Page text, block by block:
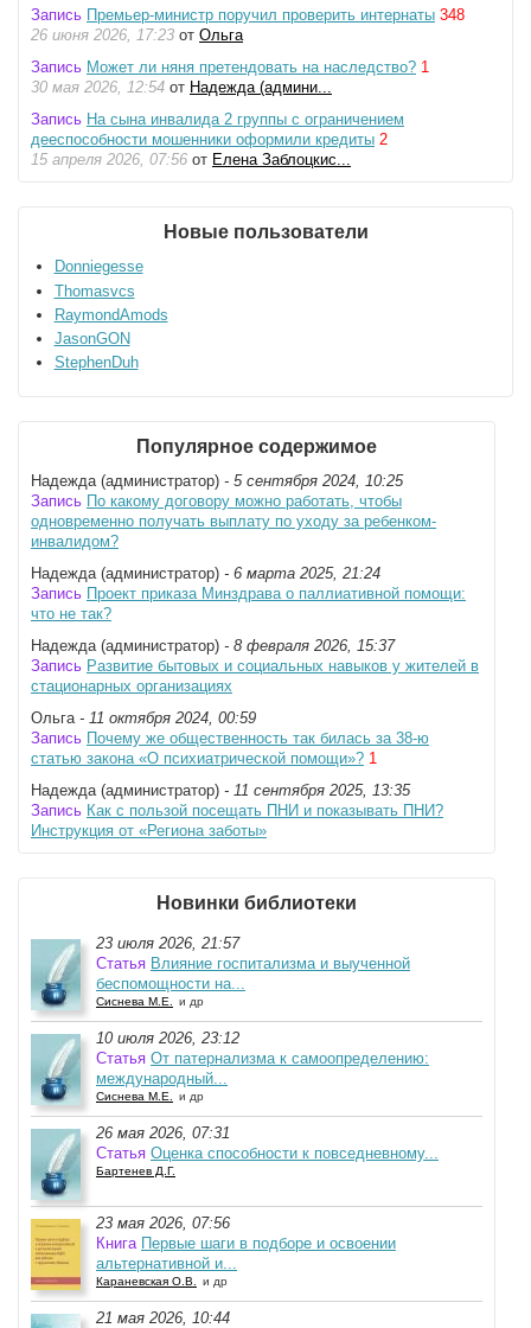
Запись Премьер-министр поручил проверить интернаты 348
26 июня 2026, 17:23 от Ольга
Запись Может ли няня претендовать на наследство? 1
30 мая 2026, 12:54 от Надежда (админи...
Запись На сына инвалида 2 группы с ограничением
дееспособности мошенники оформили кредиты 2
15 апреля 2026, 07:56 от Елена Заблоцкис...
Новые пользователи
Donniegesse
Thomasvcs
RaymondAmods
JasonGON
StephenDuh
Популярное содержимое
Надежда (администратор) - 5 сентября 2024, 10:25
Запись По какому договору можно работать, чтобы
одновременно получать выплату по уходу за ребенком-
инвалидом?
Надежда (администратор) - 6 марта 2025, 21:24
Запись Проект приказа Минздрава о паллиативной помощи:
что не так?
Надежда (администратор) - 8 февраля 2026, 15:37
Запись Развитие бытовых и социальных навыков у жителей в
стационарных организациях
Ольга - 11 октября 2024, 00:59
Запись Почему же общественность так билась за 38-ю
статью закона «О психиатрической помощи»? 1
Надежда (администратор) - 11 сентября 2025, 13:35
Запись Как с пользой посещать ПНИ и показывать ПНИ?
Инструкция от «Региона заботы»
Новинки библиотеки
23 июля 2026, 21:57
Статья Влияние госпитализма и выученной
беспомощности на...
Сиснева М.Е. и др
10 июля 2026, 23:12
Статья От патернализма к самоопределению:
международный...
Сиснева М.Е. и др
26 мая 2026, 07:31
Статья Оценка способности к повседневному...
Бартенев Д.Г.
23 мая 2026, 07:56
Книга Первые шаги в подборе и освоении
альтернативной и...
Караневская О.В. и др
21 мая 2026, 10:44